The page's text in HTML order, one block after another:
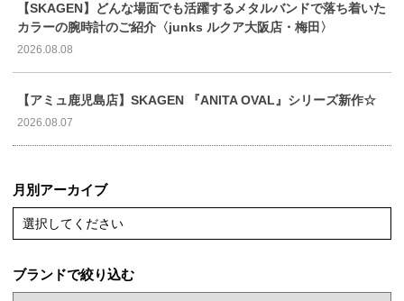
【SKAGEN】どんな場面でも活躍するメタルバンドで落ち着いた
カラーの腕時計のご紹介〈junks ルクア大阪店・梅田〉
2026.08.08
【アミュ鹿児島店】SKAGEN 『ANITA OVAL』シリーズ新作☆
2026.08.07
月別アーカイブ
選択してください
ブランドで絞り込む